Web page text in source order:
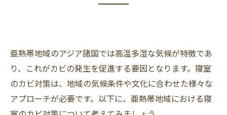
亜熱帯地域のアジア諸国では高温多湿な気候が特徴であ
り、これがカビの発生を促進する要因となります。寝室
のカビ対策は、地域の気候条件や文化に合わせた様々な
アプローチが必要です。以下に、亜熱帯地域における寝